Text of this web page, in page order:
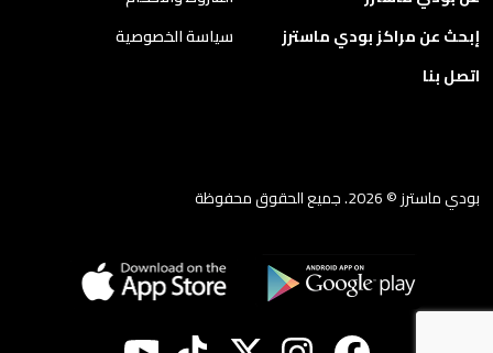
إبحث عن مراكز بودي ماسترز
اتصل بنا
سياسة الخصوصية
بودي ماسترز © 2026. جميع الحقوق محفوظة